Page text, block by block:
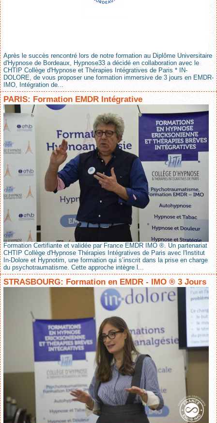
Après le succès rencontré lors de notre formation au Diplôme Universitaire
d'Hypnose de Bordeaux, Hypnose33 a décidé en collaboration avec le
CHTIP Collège d'Hypnose et Thérapies Intégratives de Paris * IN-
DOLORE, de vous proposer une formation immersive de 3 jours en EMDR-
IMO, Intégration de...
PARIS: Formation EMDR Intégrative
Formation Certifiante et validée par France EMDR IMO ®. Un partenariat
CHTIP Collège d'Hypnose Thérapies Intégratives de Paris avec l'Institut
In-Dolore et Hypnotim, une formation qui s’inscrit dans la prise en charge
du psychotraumatisme. Cette approche intègre l...
STRASBOURG: Formation en EMDR - IMO ® 3 Jours